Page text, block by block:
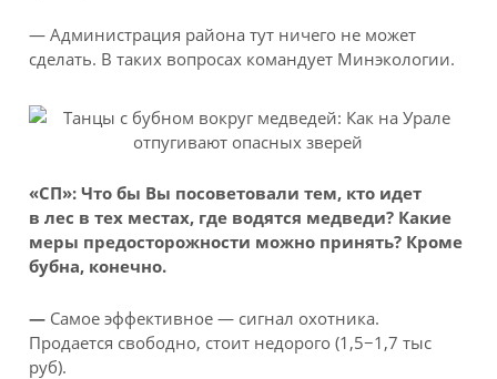
— Администрация района тут ничего не может
сделать. В таких вопросах командует Минэкологии.
«СП»: Что бы Вы посоветовали тем, кто идет
в лес в тех местах, где водятся медведи? Какие
меры предосторожности можно принять? Кроме
бубна, конечно.
— Самое эффективное — сигнал охотника.
Продается свободно, стоит недорого (1,5−1,7 тыс
руб).